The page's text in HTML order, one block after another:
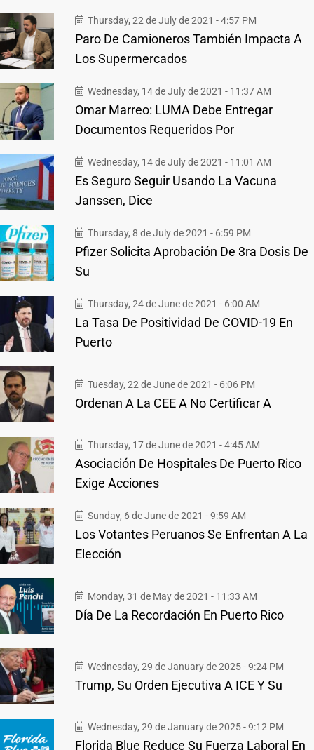
Thursday, 22 de July de 2021 - 4:57 PM
Paro De Camioneros También Impacta A
Los Supermercados
Wednesday, 14 de July de 2021 - 11:37 AM
Omar Marreo: LUMA Debe Entregar
Documentos Requeridos Por
Wednesday, 14 de July de 2021 - 11:01 AM
Es Seguro Seguir Usando La Vacuna
Janssen, Dice
Thursday, 8 de July de 2021 - 6:59 PM
Pfizer Solicita Aprobación De 3ra Dosis De
Su
Thursday, 24 de June de 2021 - 6:00 AM
La Tasa De Positividad De COVID-19 En
Puerto
Tuesday, 22 de June de 2021 - 6:06 PM
Ordenan A La CEE A No Certificar A
Thursday, 17 de June de 2021 - 4:45 AM
Asociación De Hospitales De Puerto Rico
Exige Acciones
Sunday, 6 de June de 2021 - 9:59 AM
Los Votantes Peruanos Se Enfrentan A La
Elección
Monday, 31 de May de 2021 - 11:33 AM
Día De La Recordación En Puerto Rico
Wednesday, 29 de January de 2025 - 9:24 PM
Trump, Su Orden Ejecutiva A ICE Y Su
Wednesday, 29 de January de 2025 - 9:12 PM
Florida Blue Reduce Su Fuerza Laboral En